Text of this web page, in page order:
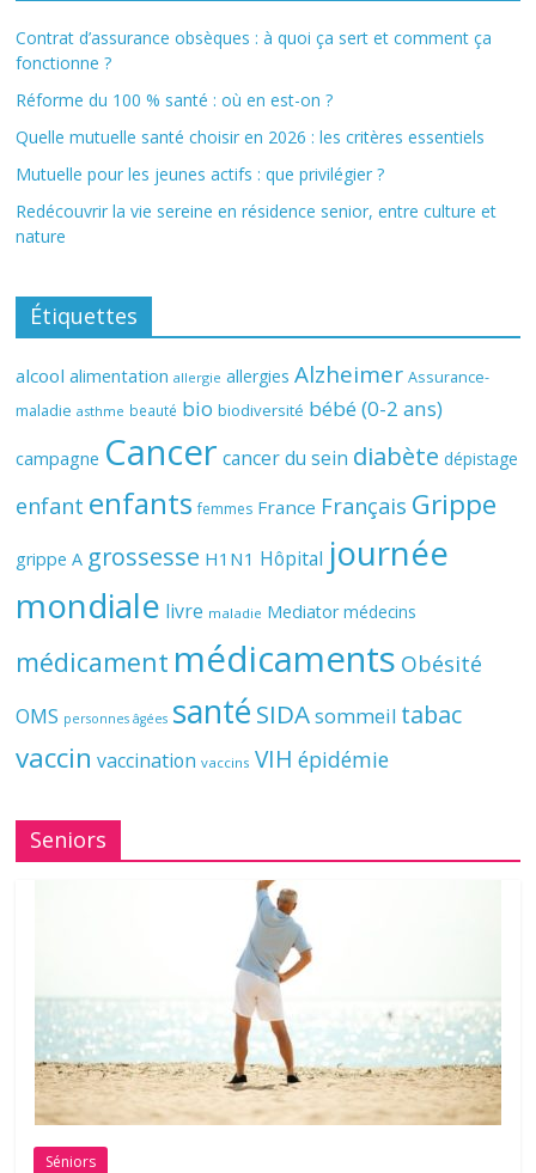
Contrat d’assurance obsèques : à quoi ça sert et comment ça
fonctionne ?
Réforme du 100 % santé : où en est-on ?
Quelle mutuelle santé choisir en 2026 : les critères essentiels
Mutuelle pour les jeunes actifs : que privilégier ?
Redécouvrir la vie sereine en résidence senior, entre culture et
nature
Étiquettes
alcool alimentation allergie allergies Alzheimer Assurance-
maladie asthme beauté bio biodiversité bébé (0-2 ans)
campagne Cancer cancer du sein diabète dépistage
enfant enfants femmes France Français Grippe
grippe A grossesse H1N1 Hôpital journée
mondiale livre maladie Mediator médecins
médicament médicaments Obésité
OMS personnes âgées santé SIDAsommeil tabac
vaccin vaccination vaccins VIH épidémie
Seniors
Séniors